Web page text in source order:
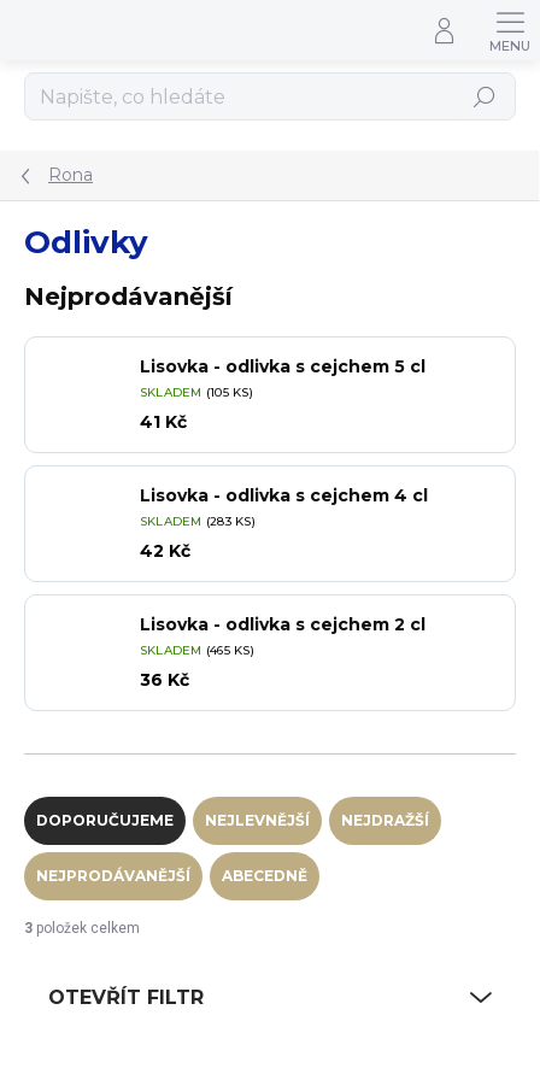
Hledat
Rona
Odlivky
Nejprodávanější
Lisovka - odlivka s cejchem 5 cl
SKLADEM (105 KS)
41 Kč
Lisovka - odlivka s cejchem 4 cl
SKLADEM (283 KS)
42 Kč
Lisovka - odlivka s cejchem 2 cl
SKLADEM (465 KS)
36 Kč
Řazení produktů
DOPORUČUJEME NEJLEVNĚJŠÍ NEJDRAŽŠÍ
NEJPRODÁVANĚJŠÍ ABECEDNĚ
3 položek celkem
OTEVŘÍT FILTR